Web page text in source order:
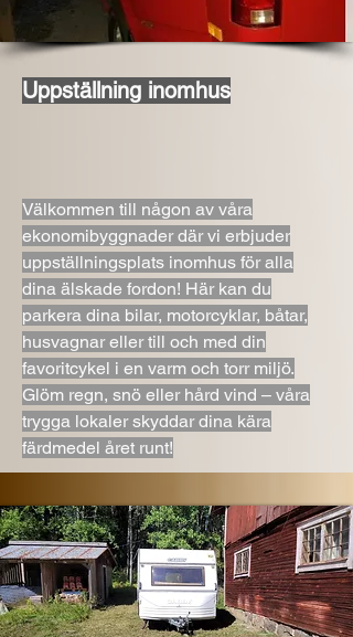
Uppställning inomhus
Välkommen till någon av våra
ekonomibyggnader där vi erbjuder
uppställningsplats inomhus för alla
dina älskade fordon! Här kan du
parkera dina bilar, motorcyklar, båtar,
husvagnar eller till och med din
favoritcykel i en varm och torr miljö.
Glöm regn, snö eller hård vind – våra
trygga lokaler skyddar dina kära
färdmedel året runt!